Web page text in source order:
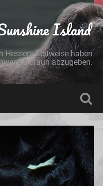
Island
Hessen. Zeitweise haben
& braun abzugeben.